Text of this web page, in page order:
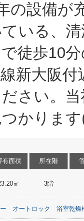
の設備が
いる、
徒歩10
新大阪
さい。
かりま
有面積
㎡
所在階
3階
オートロック 浴室乾燥